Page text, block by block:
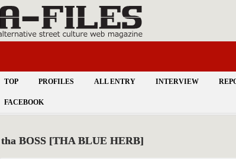
TOP PROFILES ALL ENTRY INTERVIEW
FACEBOOK
tha BOSS [THA BLUE HERB]